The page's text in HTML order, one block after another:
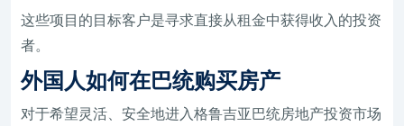
这些项目的目标客户是寻求直接从租金中获得收入的投资
者。
外国人如何在巴统购买房产
对于希望灵活、安全地进入格鲁吉亚巴统房地产投资市场